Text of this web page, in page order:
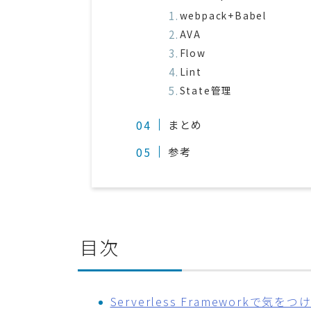
webpack+Babel
AVA
Flow
Lint
State管理
まとめ
参考
目次
Serverless Frameworkで気をつけ